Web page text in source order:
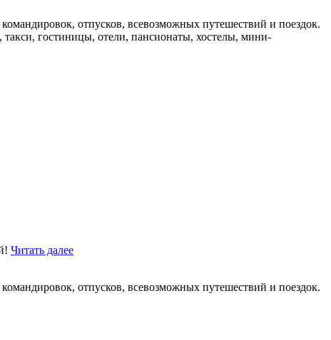
отпусков, всевозможных путешествий и поездок.
такси, гостиницы, отели, пансионаты, хостелы, мини-
Читать далее
отпусков, всевозможных путешествий и поездок.